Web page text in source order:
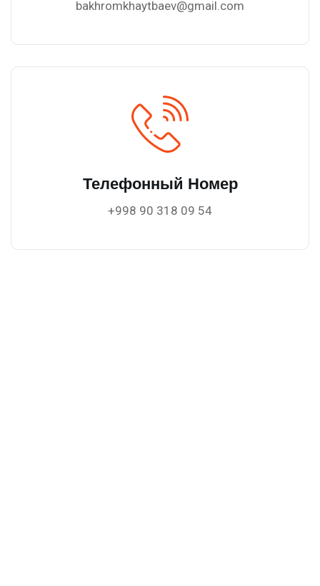
bakhromkhaytbaev@gmail.com
Телефонный Номер
+998 90 318 09 54